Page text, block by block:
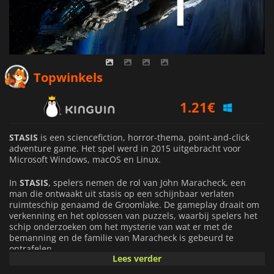
Topwinkels
2.09€
2.09€
STASIS is een sciencefiction, horror-thema, point-and-click
adventure game. Het spel werd in 2015 uitgebracht voor
Microsoft Windows, macOS en Linux.
In STASIS, spelers nemen de rol van John Maracheck, een
man die ontwaakt uit stasis op een schijnbaar verlaten
ruimteschip genaamd de Groomlake. De gameplay draait om
verkenning en het oplossen van puzzels, waarbij spelers het
schip onderzoeken om het mysterie van wat er met de
bemanning en de familie van Maracheck is gebeurd te
ontrafelen.
Lees verder